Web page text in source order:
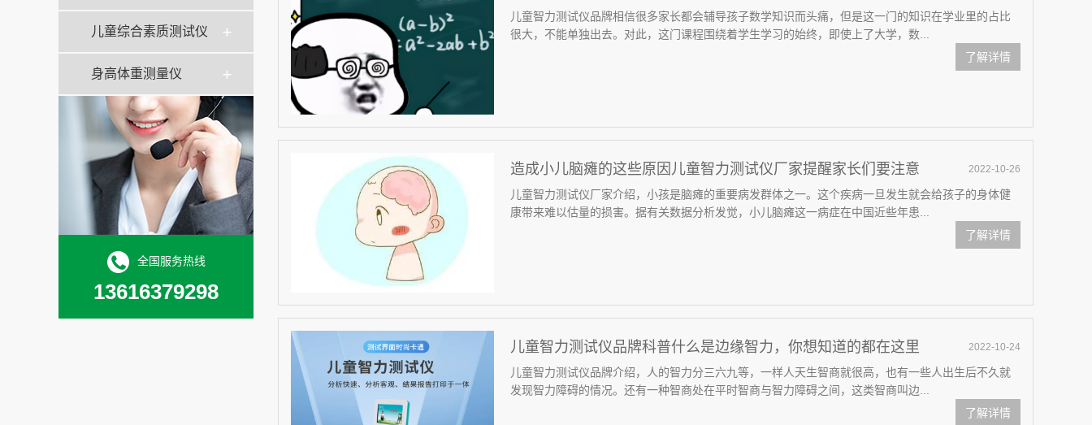
儿童综合素质测试仪
身高体重测量仪
全国服务热线
13616379298
儿童智力测试仪品牌相信很多家长都会辅导孩子数学知识而头痛，但是这一门的知识在学业里的占比
很大，不能单独出去。对此，这门课程围绕着学生学习的始终，即使上了大学，数...
了解详情
2022-10-26
造成小儿脑瘫的这些原因儿童智力测试仪厂家提醒家长们要注意
儿童智力测试仪厂家介绍，小孩是脑瘫的重要病发群体之一。这个疾病一旦发生就会给孩子的身体健
康带来难以估量的损害。据有关数据分析发觉，小儿脑瘫这一病症在中国近些年患...
了解详情
2022-10-24
儿童智力测试仪品牌科普什么是边缘智力，你想知道的都在这里
儿童智力测试仪品牌介绍，人的智力分三六九等，一样人天生智商就很高，也有一些人出生后不久就
发现智力障碍的情况。还有一种智商处在平时智商与智力障碍之间，这类智商叫边...
了解详情